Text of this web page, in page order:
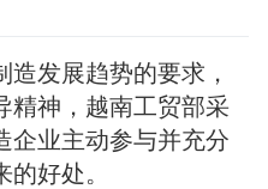
发展趋势的要求，
精神，越南工贸部采
企业主动参与并充分
好处。